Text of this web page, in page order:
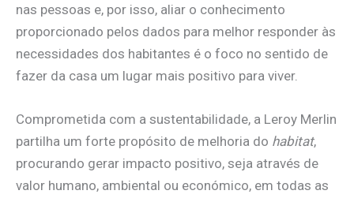
nas pessoas e, por isso, aliar o conhecimento
proporcionado pelos dados para melhor responder às
necessidades dos habitantes é o foco no sentido de
fazer da casa um lugar mais positivo para viver.
Comprometida com a sustentabilidade, a Leroy Merlin
partilha um forte propósito de melhoria do habitat,
procurando gerar impacto positivo, seja através de
valor humano, ambiental ou económico, em todas as